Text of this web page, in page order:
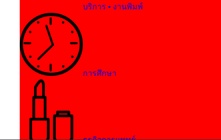
บริการ • งานพิมพ์
การศึกษา